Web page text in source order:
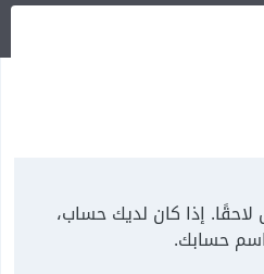
إذا كان لديك حساب،
حسابك.